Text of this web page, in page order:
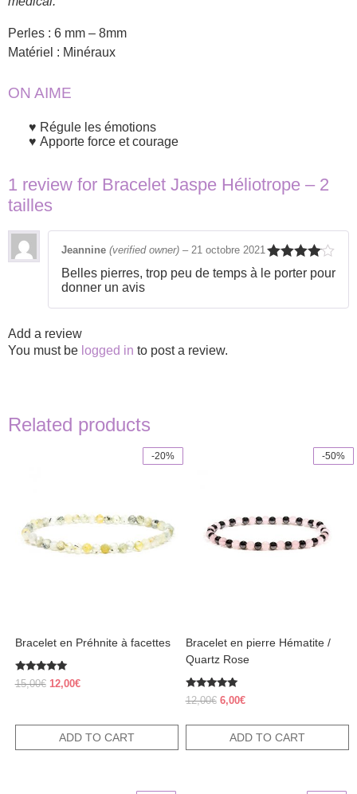
Perles : 6 mm – 8mm
Matériel : Minéraux
ON AIME
Régule les émotions
Apporte force et courage
1 review for Bracelet Jaspe Héliotrope – 2
tailles
Rated4
out of 5
Jeannine (verified owner) – 21 octobre 2021
Belles pierres, trop peu de temps à le porter pour
donner un avis
Add a review
You must be logged in to post a review.
Related products
-20%
Bracelet en Préhnite à facettes
Rated
5.00
15,00€ Original
15,00€.
12,00€Current
12,00€.
ADD TO CART
-50%
Bracelet en pierre Hématite /
Quartz Rose
Rated
5.00
12,00€ Original
12,00€.
6,00€Current
6,00€.
ADD TO CART